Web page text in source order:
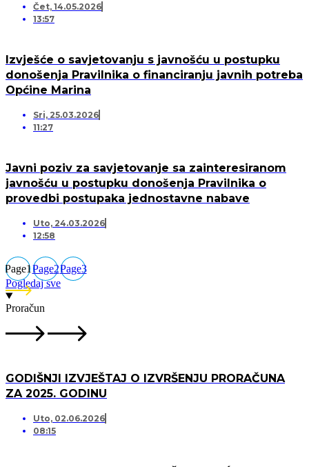
Čet, 14.05.2026
13:57
Izvješće o savjetovanju s javnošću u postupku
donošenja Pravilnika o financiranju javnih potreba
Općine Marina
Sri, 25.03.2026
11:27
Javni poziv za savjetovanje sa zainteresiranom
javnošću u postupku donošenja Pravilnika o
provedbi postupaka jednostavne nabave
Uto, 24.03.2026
12:58
Page1Page2Page3
Pogledaj sve
Proračun
GODIŠNJI IZVJEŠTAJ O IZVRŠENJU PRORAČUNA
ZA 2025. GODINU
Uto, 02.06.2026
08:15